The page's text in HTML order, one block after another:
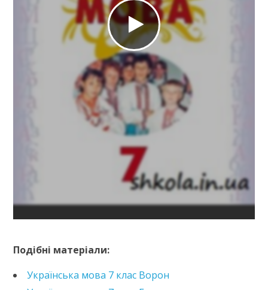
Подібні матеріали:
Українська мова 7 клас Ворон